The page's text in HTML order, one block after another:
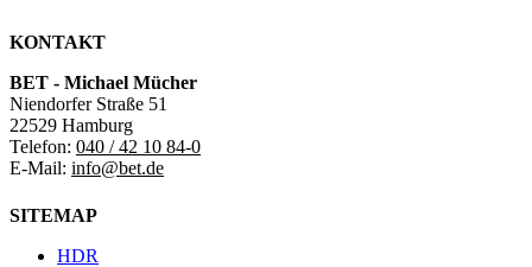
KONTAKT
BET - Michael Mücher
Niendorfer Straße 51
22529 Hamburg
Telefon: 040 / 42 10 84-0
E-Mail: info@bet.de
SITEMAP
HDR